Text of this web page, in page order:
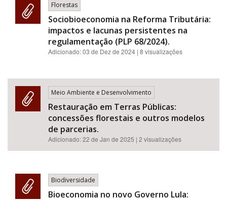
Florestas
Sociobioeconomia na Reforma Tributária:
impactos e lacunas persistentes na
regulamentação (PLP 68/2024).
Adicionado:03 de Dez de 2024 | 8 visualizações
Meio Ambiente e Desenvolvimento
Restauração em Terras Públicas:
concessões florestais e outros modelos
de parcerias.
Adicionado:22 de Jan de 2025 | 2 visualizações
Biodiversidade
Bioeconomia no novo Governo Lula: